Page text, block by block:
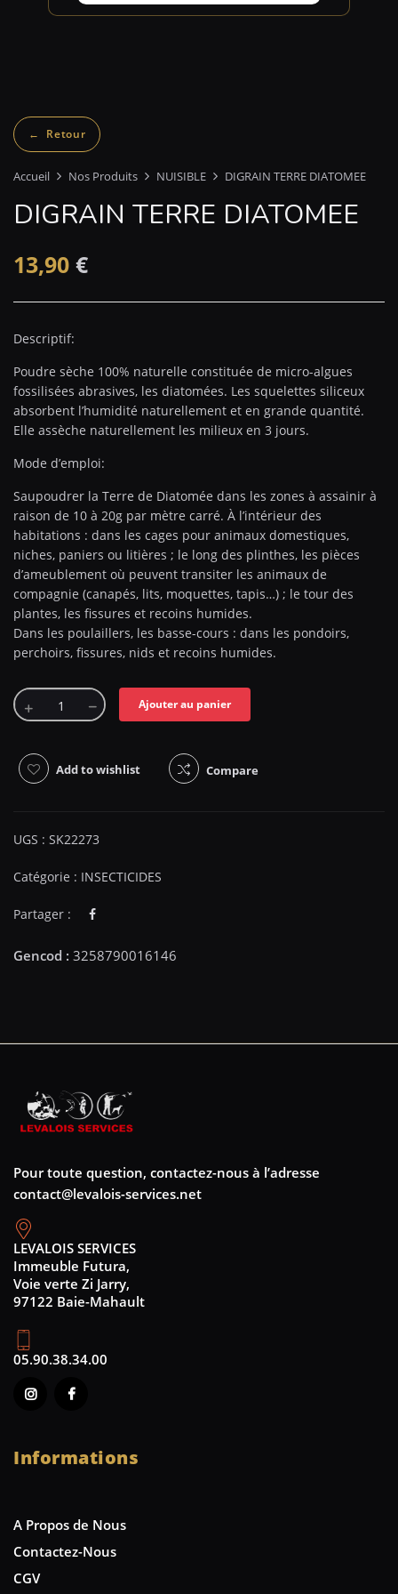
Accueil Nos Produits NUISIBLE DIGRAIN TERRE DIATOMEE
DIGRAIN TERRE DIATOMEE
13,90 €
Descriptif:
Poudre sèche 100% naturelle constituée de micro-algues
fossilisées abrasives, les diatomées. Les squelettes siliceux
absorbent l’humidité naturellement et en grande quantité.
Elle assèche naturellement les milieux en 3 jours.
Mode d’emploi:
Saupoudrer la Terre de Diatomée dans les zones à assainir à
raison de 10 à 20g par mètre carré. À l’intérieur des
habitations : dans les cages pour animaux domestiques,
niches, paniers ou litières ; le long des plinthes, les pièces
d’ameublement où peuvent transiter les animaux de
compagnie (canapés, lits, moquettes, tapis…) ; le tour des
plantes, les fissures et recoins humides.
Dans les poulaillers, les basse-cours : dans les pondoirs,
perchoirs, fissures, nids et recoins humides.
Ajouter au panier
Add to wishlist Compare
UGS : SK22273
Catégorie : INSECTICIDES
Partager :
Pour toute question, contactez-nous à l’adresse
contact@levalois-services.net
LEVALOIS SERVICES
Immeuble Futura,
Voie verte Zi Jarry,
97122 Baie-Mahault
05.90.38.34.00
Informations
A Propos de Nous
Contactez-Nous
CGV